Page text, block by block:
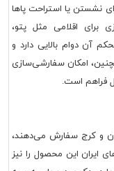
۱ آداک) نه تنها برای نشستن یا استراحت پاها
برای اقلامی مثل پتو،
آن دوام بالایی دارد و
امکان سفارشی‌سازی
فراهم است.
و کرج سفارش می‌دهند،
ایران این محصول را نیز